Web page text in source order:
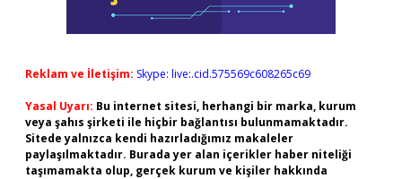
Reklam ve İletişim: Skype: live:.cid.575569c608265c69
Yasal Uyarı: Bu internet sitesi, herhangi bir marka, kurum
veya şahıs şirketi ile hiçbir bağlantısı bulunmamaktadır.
Sitede yalnızca kendi hazırladığımız makaleler
paylaşılmaktadır. Burada yer alan içerikler haber niteliği
taşımamakta olup, gerçek kurum ve kişiler hakkında